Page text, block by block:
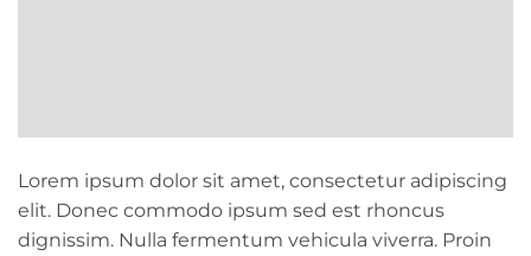
Lorem ipsum dolor sit amet, consectetur adipiscing
elit. Donec commodo ipsum sed est rhoncus
dignissim. Nulla fermentum vehicula viverra. Proin